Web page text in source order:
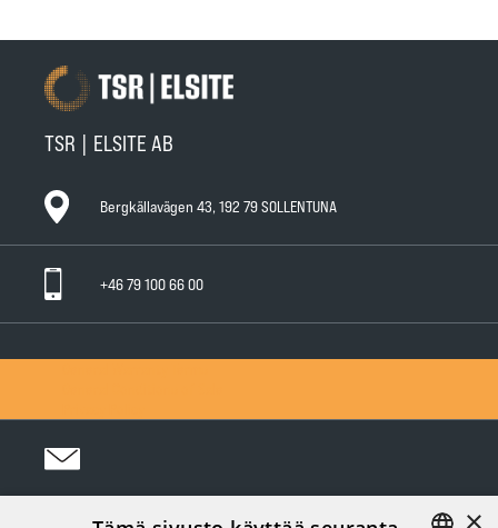
TSR | ELSITE AB
Bergkällavägen 43, 192 79 SOLLENTUNA
+46 79 100 66 00
×